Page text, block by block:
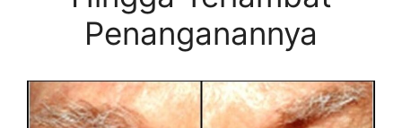
Penanganannya